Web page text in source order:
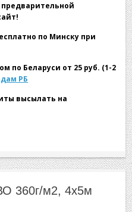
по Минску при
по Беларуси от 25 руб. (1-2
РБ
высылать на
360г/м2, 4х5м